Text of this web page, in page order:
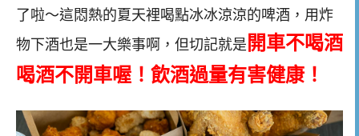
了啦～這悶熱的夏天裡喝點冰冰涼涼的啤酒，用炸
物下酒也是一大樂事啊，但切記就是 開車不喝酒
喝酒不開車喔！飲酒過量有害健康！